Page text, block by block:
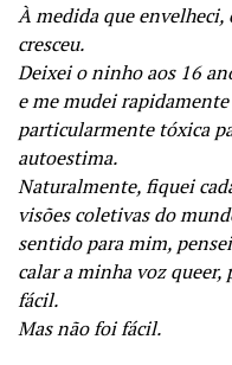
À medida que envelheci,
cresceu.
Deixei o ninho aos 16
e me mudei
particularmente tóxica
autoestima.
Naturalmente, fiquei
visões coletivas do
sentido para mim,
calar a minha voz queer,
fácil.
Mas não foi fácil.